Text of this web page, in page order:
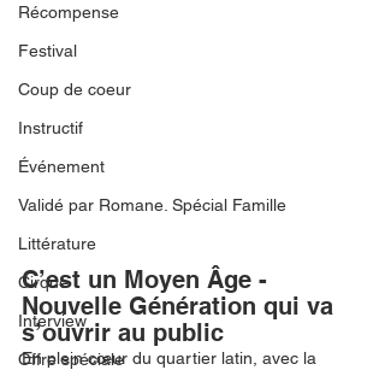
Récompense
Festival
Coup de coeur
Instructif
Événement
Validé par Romane. Spécial Famille
Littérature
Cirque
Interview
Offre spéciale
C’est un Moyen Âge -
Nouvelle Génération qui va
s’ouvrir au public
En plein cœur du quartier latin, avec la